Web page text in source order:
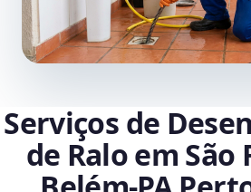
Serviços de
de Ralo em São